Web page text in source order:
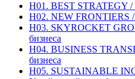
H01. BEST STRATEGY /
H02. NEW FRONTIERS
H03. SKYROCKET
бизнеса
H04. BUSINESS
бизнеса
H05. SUSTAINABLE